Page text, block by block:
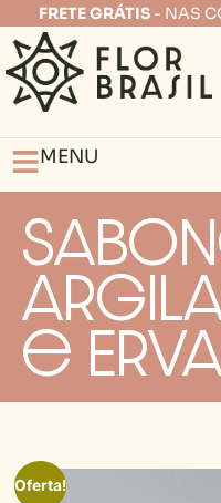
FRETE GRÁTIS - NAS
MENU
e
Oferta!